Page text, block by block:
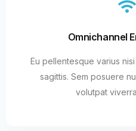
Omnichannel
Eu pellentesque varius
sagittis. Sem posuere
volutpat